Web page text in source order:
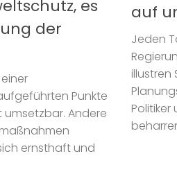
es
der
Punkte
Andere
ernsthaft und
auf
Jeden
illustren